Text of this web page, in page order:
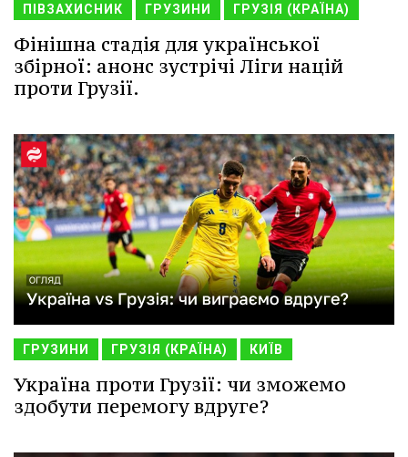
ПІВЗАХИСНИК ГРУЗИНИ ГРУЗІЯ (КРАЇНА)
Фінішна стадія для української
збірної: анонс зустрічі Ліги націй
проти Грузії.
ГРУЗИНИ ГРУЗІЯ (КРАЇНА) КИЇВ
Україна проти Грузії: чи зможемо
здобути перемогу вдруге?